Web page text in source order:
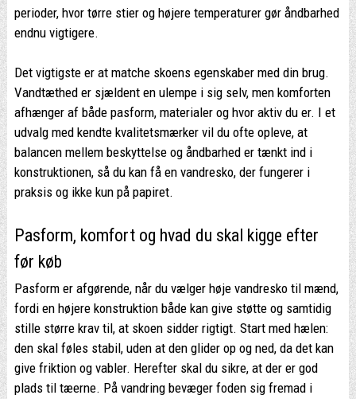
perioder, hvor tørre stier og højere temperaturer gør åndbarhed
endnu vigtigere.
Det vigtigste er at matche skoens egenskaber med din brug.
Vandtæthed er sjældent en ulempe i sig selv, men komforten
afhænger af både pasform, materialer og hvor aktiv du er. I et
udvalg med kendte kvalitetsmærker vil du ofte opleve, at
balancen mellem beskyttelse og åndbarhed er tænkt ind i
konstruktionen, så du kan få en vandresko, der fungerer i
praksis og ikke kun på papiret.
Pasform, komfort og hvad du skal kigge efter
før køb
Pasform er afgørende, når du vælger høje vandresko til mænd,
fordi en højere konstruktion både kan give støtte og samtidig
stille større krav til, at skoen sidder rigtigt. Start med hælen:
den skal føles stabil, uden at den glider op og ned, da det kan
give friktion og vabler. Herefter skal du sikre, at der er god
plads til tæerne. På vandring bevæger foden sig fremad i